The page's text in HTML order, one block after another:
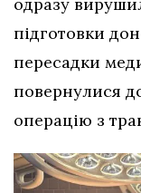
підготовки
пересадки
повернулися
операцію з